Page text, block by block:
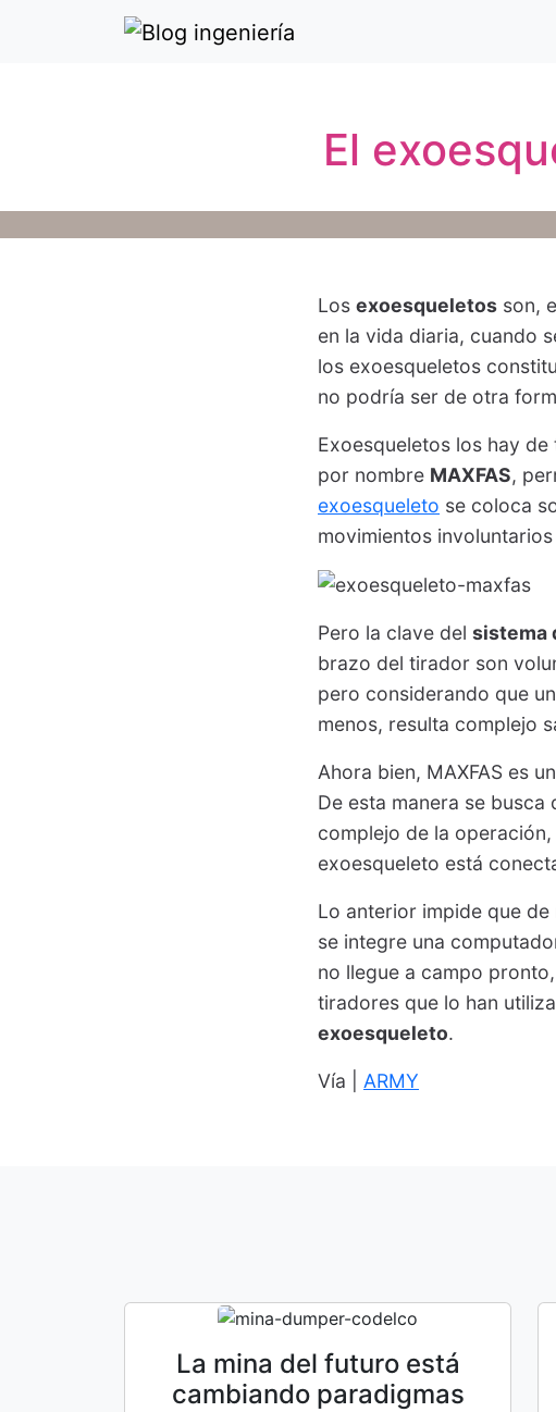
El
Los exoesqueletos son,
en la vida diaria, cuando
los exoesqueletos
no podría ser de otra
Exoesqueletos los hay
por nombre MAXFAS,
exoesqueleto se coloca
movimientos
Pero la clave del sistema
brazo del tirador son
pero considerando que
menos, resulta complejo
Ahora bien, MAXFAS es
De esta manera se
complejo de la
exoesqueleto está
Lo anterior impide que
se integre una
no llegue a campo
tiradores que lo han
exoesqueleto.
Vía | ARMY
La mina del futuro está
cambiando paradigmas